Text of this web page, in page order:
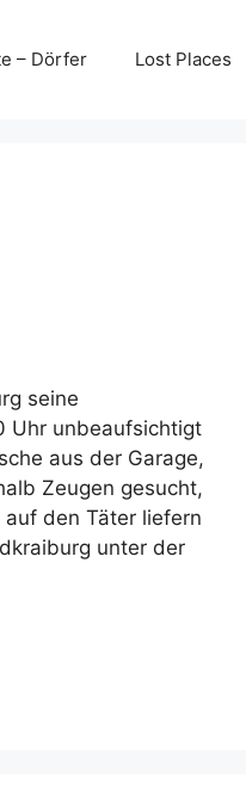
– Dörfer Lost Places
seine
Uhr unbeaufsichtigt
aus der Garage,
Zeugen gesucht,
den Täter liefern
unter der